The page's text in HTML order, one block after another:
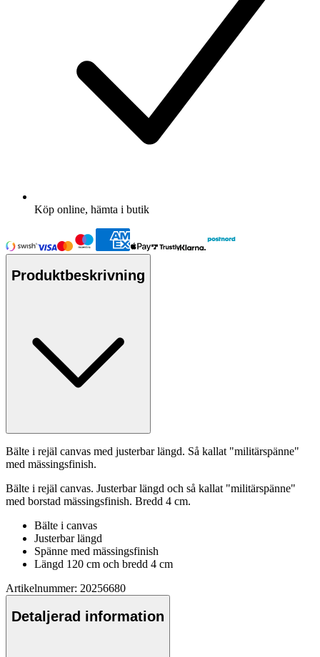
Köp online, hämta i butik
Produktbeskrivning
Bälte i rejäl canvas med justerbar längd. Så kallat "militärspänne"
med mässingsfinish.
Bälte i rejäl canvas. Justerbar längd och så kallat "militärspänne"
med borstad mässingsfinish. Bredd 4 cm.
Bälte i canvas
Justerbar längd
Spänne med mässingsfinish
Längd 120 cm och bredd 4 cm
Artikelnummer: 20256680
Detaljerad information